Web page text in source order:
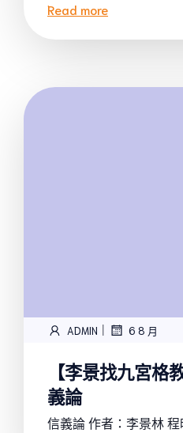
Read more
ADMIN | 6 8 月
【李景找九宮格
義論
信義論 作者：李景林 程